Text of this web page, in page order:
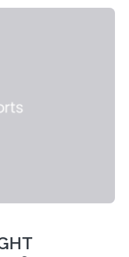
Rezyklaten